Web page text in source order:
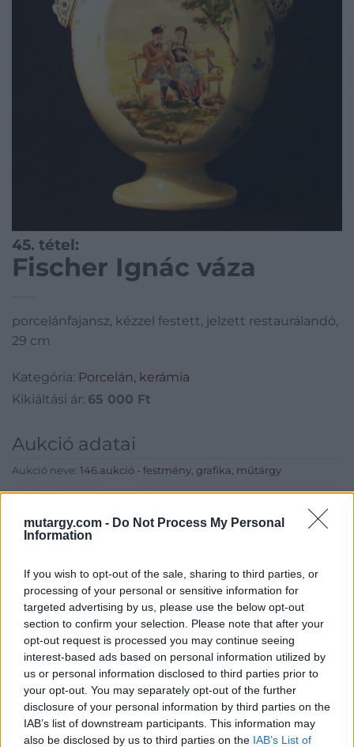
mutargy.com - Do Not Process My Personal
Information
If you wish to opt-out of the sale, sharing to third parties, or
processing of your personal or sensitive information for
targeted advertising by us, please use the below opt-out
section to confirm your selection. Please note that after your
opt-out request is processed you may continue seeing
interest-based ads based on personal information utilized by
us or personal information disclosed to third parties prior to
your opt-out. You may separately opt-out of the further
disclosure of your personal information by third parties on the
IAB’s list of downstream participants. This information may
also be disclosed by us to third parties on the IAB’s List of
45. tétel:
Fischer Ignác váza
porcelánfajansz, kézzel festett, jelzett restaurálandó,
29 cm
Kategória: Porcelán, kerámia
Kikiáltási ár: 65 000 Ft
Aukció adatai
Aukció neve: 146.aukció - festmény, grafika, műtárgy
Aukció dátuma: 2018.12.12
Aukció ideje: 18:00
Tételszám: 45
Eladó adatai
Eladó:Műgyűjtők Háza Kft.
Cím: Dudás Attila
Műgyűjtők Háza kft.
Budapest
1023.Bp. Zsigmond tér 11.
1023